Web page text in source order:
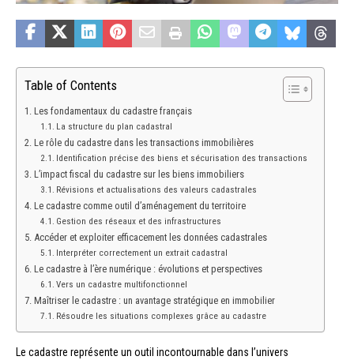
Table of Contents
Les fondamentaux du cadastre français
La structure du plan cadastral
Le rôle du cadastre dans les transactions immobilières
Identification précise des biens et sécurisation des transactions
L’impact fiscal du cadastre sur les biens immobiliers
Révisions et actualisations des valeurs cadastrales
Le cadastre comme outil d’aménagement du territoire
Gestion des réseaux et des infrastructures
Accéder et exploiter efficacement les données cadastrales
Interpréter correctement un extrait cadastral
Le cadastre à l’ère numérique : évolutions et perspectives
Vers un cadastre multifonctionnel
Maîtriser le cadastre : un avantage stratégique en immobilier
Résoudre les situations complexes grâce au cadastre
Le cadastre représente un outil incontournable dans l’univers